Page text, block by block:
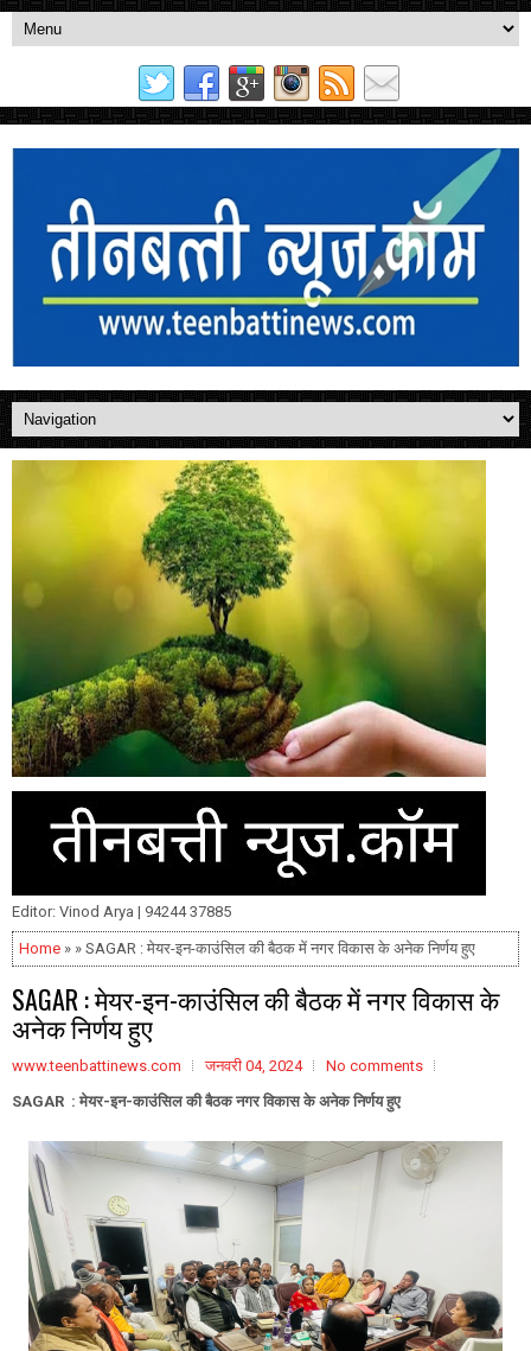
Editor: Vinod Arya | 94244 37885
Home » » SAGAR : मेयर-इन-काउंसिल की बैठक में नगर विकास के अनेक निर्णय हुए
SAGAR : मेयर-इन-काउंसिल की बैठक में नगर विकास के
अनेक निर्णय हुए
www.teenbattinews.com जनवरी 04, 2024
No comments
SAGAR : मेयर-इन-काउंसिल की बैठक नगर विकास के अनेक निर्णय हुए